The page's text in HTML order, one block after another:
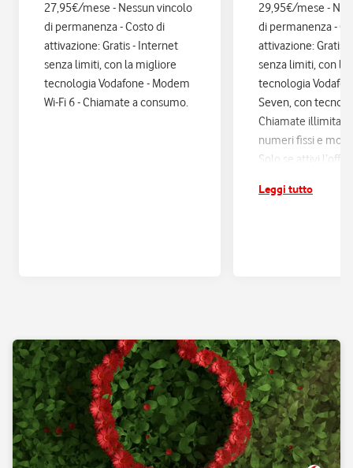
27,95€/mese - Nessun vincolo
di permanenza - Costo di
attivazione: Gratis - Internet
senza limiti, con la migliore
tecnologia Vodafone - Modem
Wi-Fi 6 - Chiamate a consumo.
29,95€/mese -
di permanenza -
attivazione: Gratis.
senza limiti, con la
tecnologia
Seven, con
Chiamate illimitate
numeri fissi e
Solo se attivi
sconti ed
Leggi tutto